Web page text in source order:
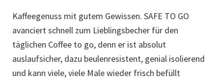
Kaffeegenuss mit gutem Gewissen. SAFE TO GO
avanciert schnell zum Lieblingsbecher für den
täglichen Coffee to go, denn er ist absolut
auslaufsicher, dazu beulenresistent, genial isolierend
und kann viele, viele Male wieder frisch befüllt